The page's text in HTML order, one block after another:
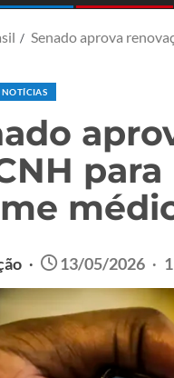
Senado aprova
NOTÍCIAS
13/05/2026